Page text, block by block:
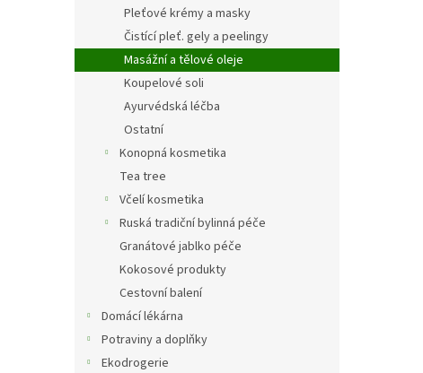
Pleťové krémy a masky
Čistící pleť. gely a peelingy
Masážní a tělové oleje
Koupelové soli
Ayurvédská léčba
Ostatní
Konopná kosmetika
Tea tree
Včelí kosmetika
Ruská tradiční bylinná péče
Granátové jablko péče
Kokosové produkty
Cestovní balení
Domácí lékárna
Potraviny a doplňky
Ekodrogerie